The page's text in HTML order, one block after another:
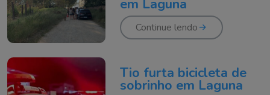
em Laguna
Continue lendo
Tio furta bicicleta de
sobrinho em Laguna